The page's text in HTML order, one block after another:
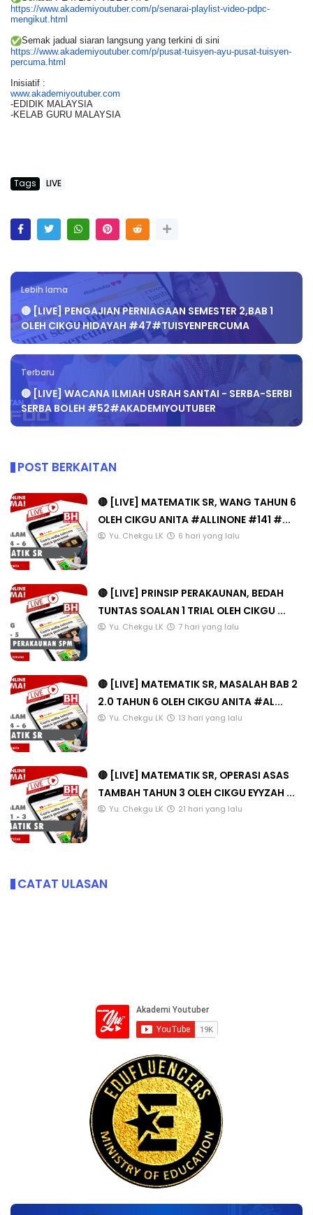
https://www.akademiyoutuber.com/p/senarai-playlist-video-pdpc-
mengikut.html
Semak jadual siaran langsung yang terkini di sini
https://www.akademiyoutuber.com/p/pusat-tuisyen-ayu-pusat-tuisyen-
percuma.html
Inisiatif :
www.akademiyoutuber.com
-EDIDIK MALAYSIA
-KELAB GURU MALAYSIA
Tags LIVE
Lebih lama
🔴 [LIVE] PENGAJIAN PERNIAGAAN SEMESTER 2,BAB 1
OLEH CIKGU HIDAYAH #47#TUISYENPERCUMA
Terbaru
🔴 [LIVE] WACANA ILMIAH USRAH SANTAI - SERBA-SERBI
SERBA BOLEH #52#AKADEMIYOUTUBER
POST BERKAITAN
🔴 [LIVE] MATEMATIK SR, WANG TAHUN 6
OLEH CIKGU ANITA #ALLINONE #141 #...
Yu. Chekgu LK 6 hari yang lalu
🔴 [LIVE] PRINSIP PERAKAUNAN, BEDAH
TUNTAS SOALAN 1 TRIAL OLEH CIKGU ...
Yu. Chekgu LK 7 hari yang lalu
🔴 [LIVE] MATEMATIK SR, MASALAH BAB 2
2.0 TAHUN 6 OLEH CIKGU ANITA #AL...
Yu. Chekgu LK 13 hari yang lalu
🔴 [LIVE] MATEMATIK SR, OPERASI ASAS
TAMBAH TAHUN 3 OLEH CIKGU EYYZAH ...
Yu. Chekgu LK 21 hari yang lalu
CATAT ULASAN